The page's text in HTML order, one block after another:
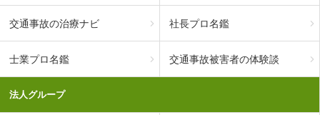
交通事故の治療ナビ 社長プロ名鑑
士業プロ名鑑 交通事故被害者の体験談
法人グループ